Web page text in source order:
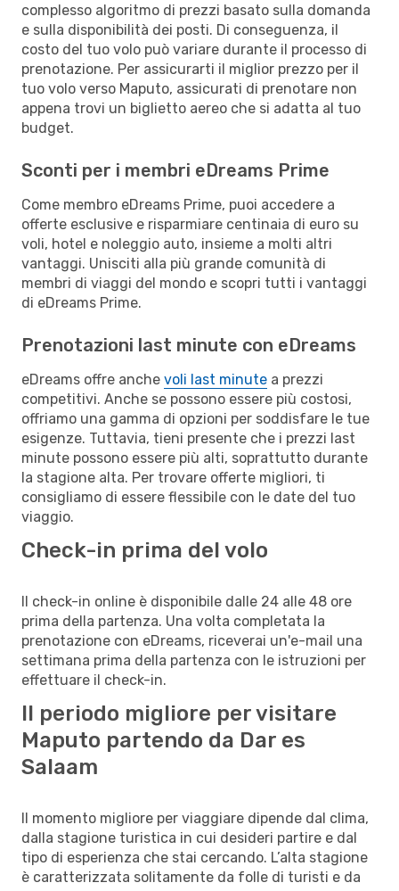
complesso algoritmo di prezzi basato sulla domanda
e sulla disponibilità dei posti. Di conseguenza, il
costo del tuo volo può variare durante il processo di
prenotazione. Per assicurarti il miglior prezzo per il
tuo volo verso Maputo, assicurati di prenotare non
appena trovi un biglietto aereo che si adatta al tuo
budget.
Sconti per i membri eDreams Prime
Come membro eDreams Prime, puoi accedere a
offerte esclusive e risparmiare centinaia di euro su
voli, hotel e noleggio auto, insieme a molti altri
vantaggi. Unisciti alla più grande comunità di
membri di viaggi del mondo e scopri tutti i vantaggi
di eDreams Prime.
Prenotazioni last minute con eDreams
eDreams offre anche voli last minute a prezzi
competitivi. Anche se possono essere più costosi,
offriamo una gamma di opzioni per soddisfare le tue
esigenze. Tuttavia, tieni presente che i prezzi last
minute possono essere più alti, soprattutto durante
la stagione alta. Per trovare offerte migliori, ti
consigliamo di essere flessibile con le date del tuo
viaggio.
Check-in prima del volo
Il check-in online è disponibile dalle 24 alle 48 ore
prima della partenza. Una volta completata la
prenotazione con eDreams, riceverai un'e-mail una
settimana prima della partenza con le istruzioni per
effettuare il check-in.
Il periodo migliore per visitare
Maputo partendo da Dar es
Salaam
Il momento migliore per viaggiare dipende dal clima,
dalla stagione turistica in cui desideri partire e dal
tipo di esperienza che stai cercando. L’alta stagione
è caratterizzata solitamente da folle di turisti e da